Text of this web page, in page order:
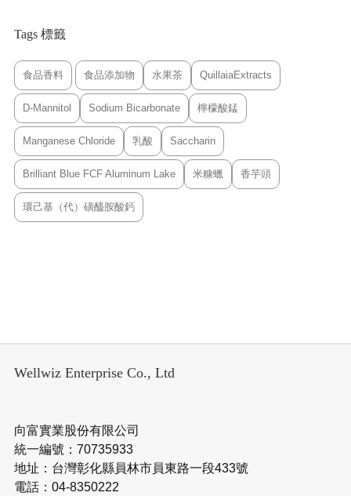
Tags 標籤
食品香料 食品添加物 水果茶 QuillaiaExtracts
D-Mannitol Sodium Bicarbonate 檸檬酸錳
Manganese Chloride 乳酸 Saccharin
Brilliant Blue FCF Aluminum Lake 米糠蠟 香芋頭
環己基（代）磺醯胺酸鈣
Wellwiz Enterprise Co., Ltd
向富實業股份有限公司
統一編號：70735933
地址：台灣彰化縣員林市員東路一段433號
電話：04-8350222